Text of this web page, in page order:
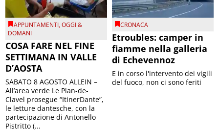
APPUNTAMENTI,OGGI &
DOMANI
COSA FARE NEL FINE
SETTIMANA IN VALLE
D’AOSTA
SABATO 8 AGOSTO ALLEIN –
All’area verde Le Plan-de-
Clavel prosegue “ItinerDante”,
le letture dantesche, con la
partecipazione di Antonello
Pistritto (...
CRONACA
Etroubles: camper in
fiamme nella galleria
di Echevennoz
E in corso l'intervento dei vigili
del fuoco, non ci sono feriti